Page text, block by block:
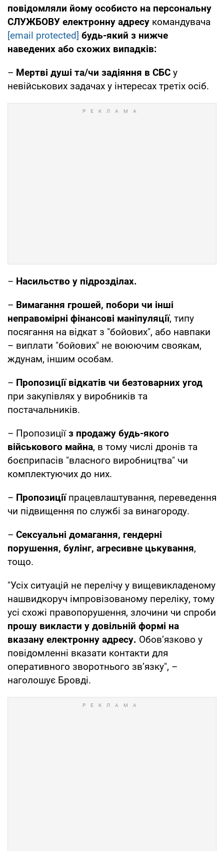
повідомляли йому особисто на персональну
СЛУЖБОВУ електронну адресу командувача
[email protected] будь-який з нижче
наведених або схожих випадків:
– Мертві душі та/чи задіяння в СБС у
невійськових задачах у інтересах третіх осіб.
– Насильство у підрозділах.
– Вимагання грошей, побори чи інші
неправомірні фінансові маніпуляції, типу
посягання на відкат з "бойових", або навпаки
– виплати "бойових" не воюючим своякам,
ждунам, іншим особам.
– Пропозиції відкатів чи безтоварних угод
при закупівлях у виробників та
постачальників.
– Пропозиціїз продажу будь-якого
військового майна, в тому числі дронів та
боєприпасів "власного виробництва" чи
комплектуючих до них.
– Пропозиціїпрацевлаштування, переведення
чи підвищення по службі за винагороду.
– Сексуальні домагання, гендерні
порушення, булінг, агресивне цькування,
тощо.
"Усіх ситуацій не перелічу у вищевикладеному
нашвидкоруч імпровізованому переліку, тому
усі схожі правопорушення, злочини чи спроби
прошу викласти у довільній формі на
вказану електронну адресу. Обовʼязково у
повідомленні вказати контакти для
оперативного зворотнього звʼязку", –
наголошує Бровді.